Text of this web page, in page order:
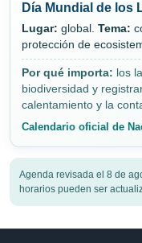
Día Mundial de los
Lugar: global. Tema:
protección de
Por qué importa: los
biodiversidad y
calentamiento y la
Calendario oficial de
Agenda revisada el 8 de
horarios pueden ser